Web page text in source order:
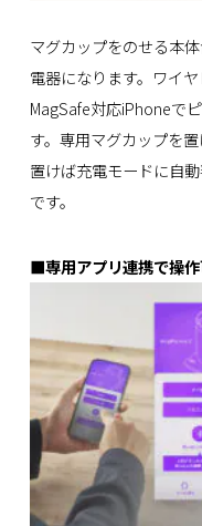
マグカップをのせる本
電器になります。ワイ
MagSafe対応iPhoneで
す。専用マグカップを
置けば充電モードに自
です。
■専用アプリ連携で操